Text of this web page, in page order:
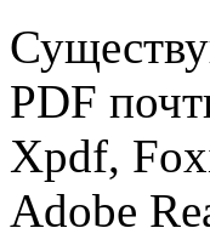
PDF
Xpdf,
Adobe